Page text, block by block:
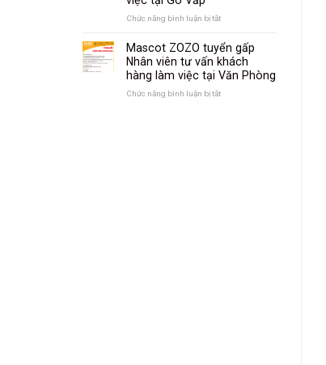
Vấp
Chức năng bình luận bị tắt
ZOZO
tuyển
gấp
Nhân
Mascot ZOZO tuyển gấp
Nhân viên tư vấn khách
hàng làm việc tại Văn Phòng
Chức năng bình luận bị tắt